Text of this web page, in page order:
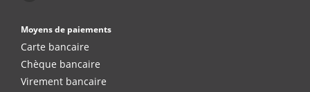
Moyens de paiements
Carte bancaire
Chèque bancaire
Virement bancaire